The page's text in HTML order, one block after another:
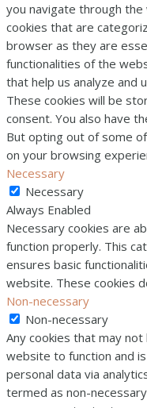
you navigate through
cookies that are
browser as they are
functionalities of the
that help us analyze and
These cookies will be
consent. You also have
But opting out of some
on your browsing
Necessary
Necessary
Always Enabled
Necessary cookies are
function properly. This
ensures basic
website. These cookies
Non-necessary
Non-necessary
Any cookies that may
website to function and
personal data via
termed as non-